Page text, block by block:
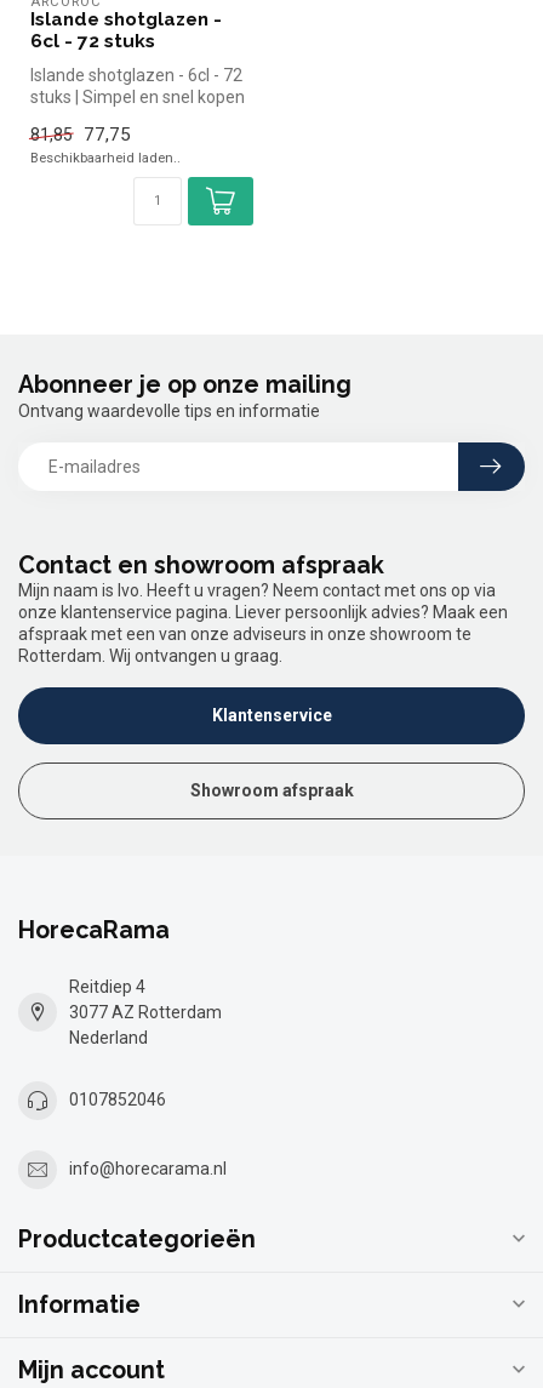
Islande shotglazen -
6cl - 72 stuks
Islande shotglazen - 6cl - 72
stuks | Simpel en snel kopen
81,85
77,75
Beschikbaarheid laden..
Contact en showroom afspraak
Mijn naam is Ivo. Heeft u vragen? Neem contact met ons op via
onze klantenservice pagina. Liever persoonlijk advies? Maak een
afspraak met een van onze adviseurs in onze showroom te
Rotterdam. Wij ontvangen u graag.
Klantenservice
Showroom afspraak
Abonneer je op onze mailing
Ontvang waardevolle tips en informatie
HorecaRama
Reitdiep 4
3077 AZ Rotterdam
Nederland
0107852046
info@horecarama.nl
Productcategorieën
Informatie
Mijn account